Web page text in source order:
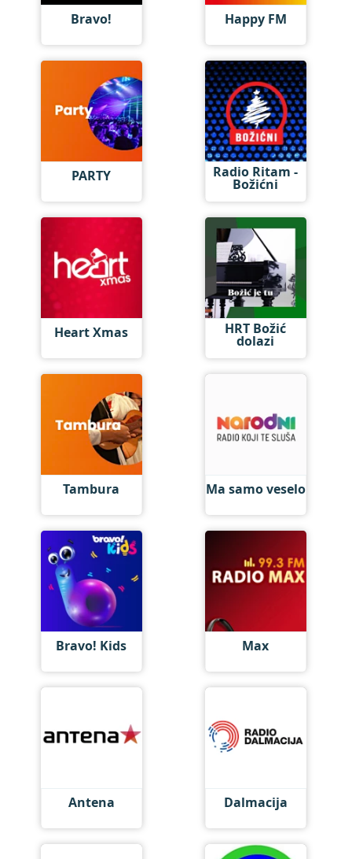
Bravo! Happy FM
PARTY Radio Ritam -
Božićni
Heart Xmas HRT Božić
dolazi
Tambura Ma samo veselo
Bravo! Kids Max
Antena Dalmacija